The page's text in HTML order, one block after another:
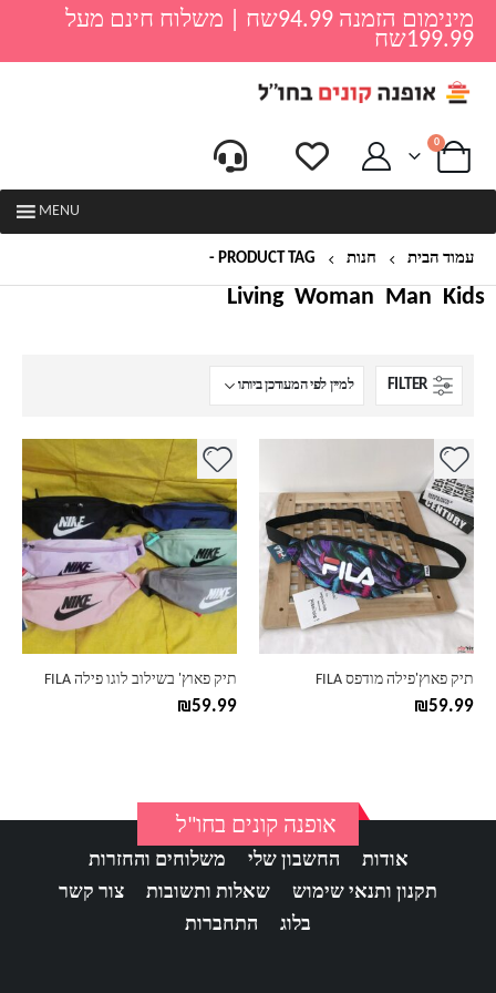
מינימום הזמנה 94.99שח | משלוח חינם מעל
199.99שח
0
MENU
עמוד הבית חנות PRODUCT TAG -
Kids
Man
Woman
Living
FILTER
תיק פאוץ'פילה מודפס FILA
₪59.99
למוצר
יש
מספר
סוגים.
ניתן
לבחור
את
האפשרויות
תיק פאוץ' בשילוב לוגו פילה FILA
₪59.99
למוצר
יש
מספר
סוגים.
ניתן
לבחור
האפשרויות
אופנה קונים בחו"ל
אודות החשבון שלי
משלוחים והחזרות
תקנון ותנאי שימוש
שאלות ותשובות
צור קשר
בלוג
התחברות